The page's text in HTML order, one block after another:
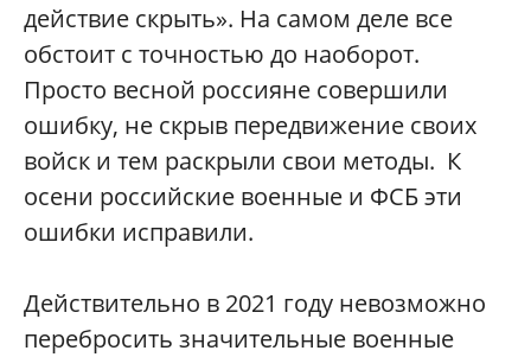
действие скрыть». На самом деле все
обстоит с точностью до наоборот.
Просто весной россияне совершили
ошибку, не скрыв передвижение своих
войск и тем раскрыли свои методы. К
осени российские военные и ФСБ эти
ошибки исправили.
Действительно в 2021 году невозможно
перебросить значительные военные